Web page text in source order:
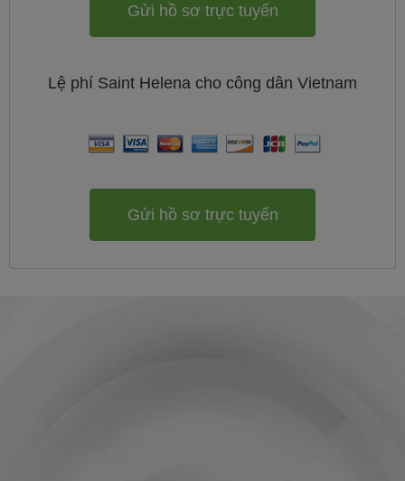
Gửi hồ sơ trực tuyến
Lệ phí Saint Helena cho công dân Vietnam
Gửi hồ sơ trực tuyến